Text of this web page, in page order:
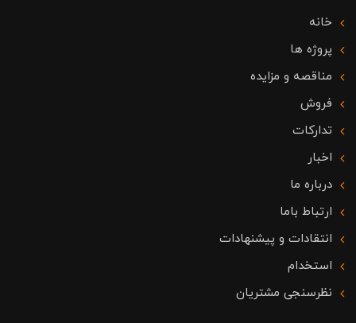
خانه
پروژه ها
مناقصه و مزایده
فروش
تدارکات
اخبار
درباره ما
ارتباط باما
انتقادات و پیشنهادات
استخدام
نظرسنجی مشتریان